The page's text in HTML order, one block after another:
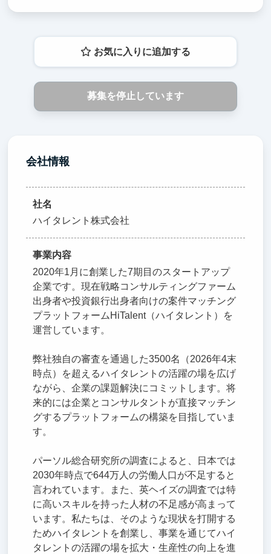
お気に入りに追加する
募集を停止しています
会社情報
社名
ハイタレント株式会社
事業内容
2020年1月に創業した7期目のスタートアップ
企業です。現在戦略コンサルティングファーム
出身者や投資銀行出身者向けの案件マッチング
プラットフォームHiTalent（ハイタレント）を
運営しています。
弊社独自の審査を通過した3500名（2026年4末
時点）を超えるハイタレントの活躍の場を広げ
ながら、企業の課題解決にコミットします。将
来的には企業とコンサルタントが直接マッチン
グするプラットフォームの構築を目指していま
す。
パーソル総合研究所の調査によると、日本では
2030年時点で644万人の労働人口が不足すると
言われています。また、英ヘイズの調査では特
に高いスキルを持った人材の不足感が高まって
います。私たちは、そのような現状を打開する
ためハイタレントを創業し、事業を通じてハイ
タレントの活躍の場を拡大・生産性の向上を進